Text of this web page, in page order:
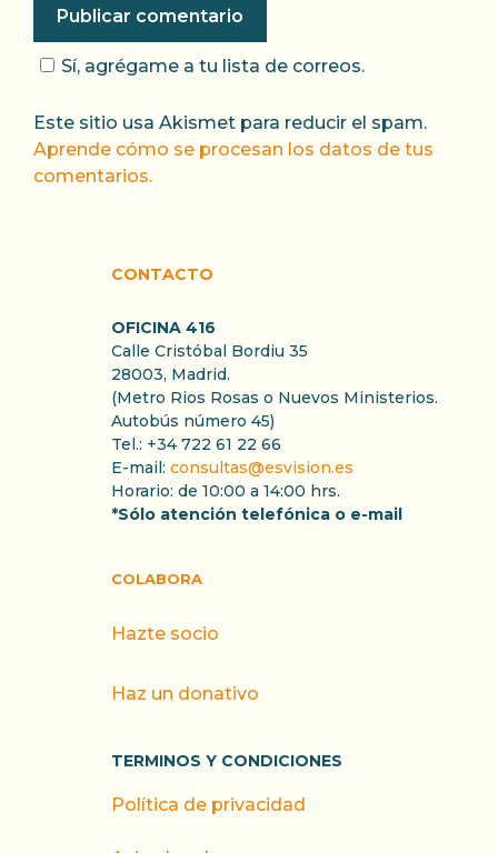
Sí, agrégame a tu lista de correos.
Este sitio usa Akismet para reducir el spam.
Aprende cómo se procesan los datos de tus
comentarios.
CONTACTO
OFICINA 416
Calle Cristóbal Bordiu 35
28003, Madrid.
(Metro Rios Rosas o Nuevos Ministerios.
Autobús número 45)
Tel.: +34 722 61 22 66
E-mail: consultas@esvision.es
Horario: de 10:00 a 14:00 hrs.
*Sólo atención telefónica o e-mail
COLABORA
Hazte socio
Haz un donativo
TERMINOS Y CONDICIONES
Política de privacidad